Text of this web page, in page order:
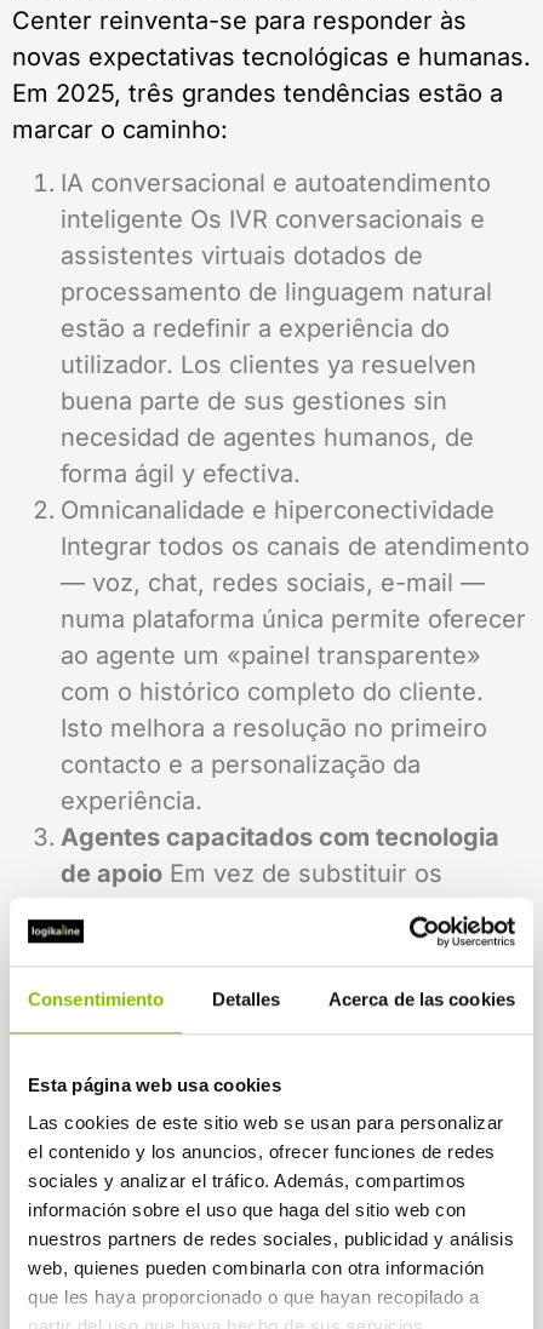
Consentimiento Detalles Acerca de las cookies
Esta página web usa cookies
Las cookies de este sitio web se usan para personalizar
el contenido y los anuncios, ofrecer funciones de redes
sociales y analizar el tráfico. Además, compartimos
información sobre el uso que haga del sitio web con
nuestros partners de redes sociales, publicidad y análisis
web, quienes pueden combinarla con otra información
que les haya proporcionado o que hayan recopilado a
Center reinventa-se para responder às
novas expectativas tecnológicas e humanas.
Em 2025, três grandes tendências estão a
marcar o caminho:
IA conversacional e autoatendimento
inteligente Os IVR conversacionais e
assistentes virtuais dotados de
processamento de linguagem natural
estão a redefinir a experiência do
utilizador. Los clientes ya resuelven
buena parte de sus gestiones sin
necesidad de agentes humanos, de
forma ágil y efectiva.
Omnicanalidade e hiperconectividade
Integrar todos os canais de atendimento
— voz, chat, redes sociais, e-mail —
numa plataforma única permite oferecer
ao agente um «painel transparente»
com o histórico completo do cliente.
Isto melhora a resolução no primeiro
contacto e a personalização da
experiência.
Agentes capacitados com tecnologia
de apoio Em vez de substituir os
agentes, a tecnologia reforça-os. A IA
fornece sugestões em tempo real,
concentrarem no atendimento empático
e resolutivo.
Abordagem Logikaline
A nossa equipa multidisciplinar projeta
soluções personalizadas com base numa
visão estratégica que combina tecnologia